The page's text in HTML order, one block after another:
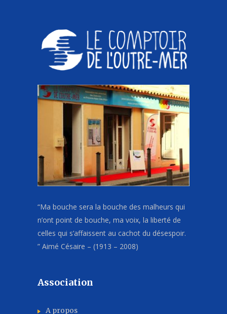
“Ma bouche sera la bouche des malheurs qui
n’ont point de bouche, ma voix, la liberté de
celles qui s’affaissent au cachot du désespoir.
” Aimé Césaire – (1913 – 2008)
Association
A propos